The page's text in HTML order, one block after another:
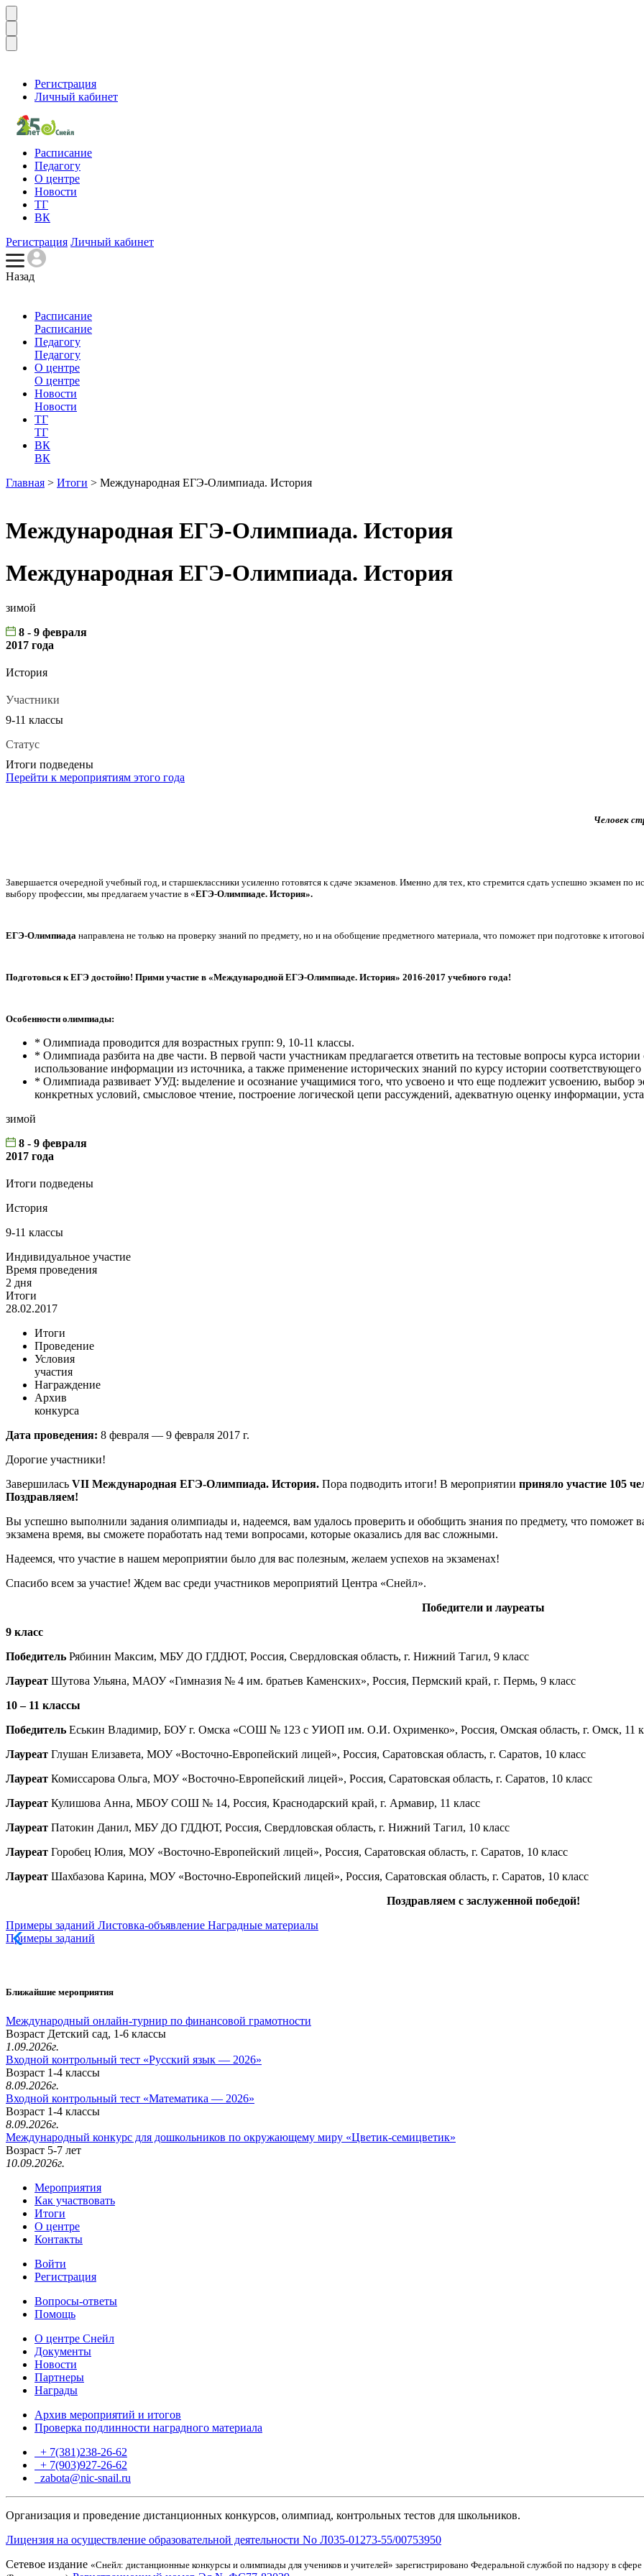
Регистрация
Личный кабинет
Расписание
Педагогу
О центре
Новости
ТГ
ВК
Регистрация Личный кабинет
Назад
Расписание
Расписание
Педагогу
Педагогу
О центре
О центре
Новости
Новости
ТГ
ТГ
ВК
ВК
Главная > Итоги > Международная ЕГЭ-Олимпиада. История
Международная ЕГЭ-Олимпиада. История
Международная ЕГЭ-Олимпиада. История
зимой
8 - 9 февраля
2017 года
История
Участники
9-11 классы
Статус
Итоги подведены
Перейти к мероприятиям этого года
Человек
Завершается очередной учебный год, и старшеклассники усиленно готовятся к сдаче экзаменов. Именно для тех, кто стремится сдать успешно экзамен
выбору профессии, мы предлагаем участие в «ЕГЭ-Олимпиаде. История».
ЕГЭ-Олимпиада направлена не только на проверку знаний по предмету, но и на обобщение предметного материала, что поможет при подготовке к
Подготовься к ЕГЭ достойно! Прими участие в «Международной ЕГЭ-Олимпиаде. История» 2016-2017 учебного года!
Особенности олимпиады:
* Олимпиада проводится для возрастных групп: 9, 10-11 классы.
* Олимпиада разбита на две части. В первой части участникам предлагается ответить на тестовые вопросы курса
использование информации из источника, а также применение исторических знаний по курсу истории соответствующего
* Олимпиада развивает УУД: выделение и осознание учащимися того, что усвоено и что еще подлежит усвоению, выбор
конкретных условий, смысловое чтение, построение логической цепи рассуждений, адекватную оценку информации,
зимой
8 - 9 февраля
2017 года
Итоги подведены
История
9-11 классы
Индивидуальное участие
Время проведения
2 дня
Итоги
28.02.2017
Итоги
Проведение
Условия
участия
Награждение
Архив
конкурса
Дата проведения: 8 февраля — 9 февраля 2017 г.
Дорогие участники!
Завершилась VII Международная ЕГЭ-Олимпиада. История. Пора подводить итоги! В мероприятии приняло участие 105
Поздравляем!
Вы успешно выполнили задания олимпиады и, надеемся, вам удалось проверить и обобщить знания по предмету, что поможет
экзамена время, вы сможете поработать над теми вопросами, которые оказались для вас сложными.
Надеемся, что участие в нашем мероприятии было для вас полезным, желаем успехов на экзаменах!
Спасибо всем за участие! Ждем вас среди участников мероприятий Центра «Снейл».
Победители и лауреаты
9 класс
Победитель Рябинин Максим, МБУ ДО ГДДЮТ, Россия, Свердловская область, г. Нижний Тагил, 9 класс
Лауреат Шутова Ульяна, МАОУ «Гимназия № 4 им. братьев Каменских», Россия, Пермский край, г. Пермь, 9 класс
10 – 11 классы
Победитель Еськин Владимир, БОУ г. Омска «СОШ № 123 с УИОП им. О.И. Охрименко», Россия, Омская область, г. Омск, 11
Лауреат Глушан Елизавета, МОУ «Восточно-Европейский лицей», Россия, Саратовская область, г. Саратов, 10 класс
Лауреат Комиссарова Ольга, МОУ «Восточно-Европейский лицей», Россия, Саратовская область, г. Саратов, 10 класс
Лауреат Кулишова Анна, МБОУ СОШ № 14, Россия, Краснодарский край, г. Армавир, 11 класс
Лауреат Патокин Данил, МБУ ДО ГДДЮТ, Россия, Свердловская область, г. Нижний Тагил, 10 класс
Лауреат Горобец Юлия, МОУ «Восточно-Европейский лицей», Россия, Саратовская область, г. Саратов, 10 класс
Лауреат Шахбазова Карина, МОУ «Восточно-Европейский лицей», Россия, Саратовская область, г. Саратов, 10 класс
Поздравляем с заслуженной победой!
Примеры заданий Листовка-объявление Наградные материалы
Примеры заданий
Ближайшие мероприятия
Международный онлайн-турнир по финансовой грамотности
Возраст Детский сад, 1-6 классы
1.09.2026г.
Входной контрольный тест «Русский язык — 2026»
Возраст 1-4 классы
8.09.2026г.
Входной контрольный тест «Математика — 2026»
Возраст 1-4 классы
8.09.2026г.
Международный конкурс для дошкольников по окружающему миру «Цветик-семицветик»
Возраст 5-7 лет
10.09.2026г.
Мероприятия
Как участвовать
Итоги
О центре
Контакты
Войти
Регистрация
Вопросы-ответы
Помощь
О центре Снейл
Документы
Новости
Партнеры
Награды
Архив мероприятий и итогов
Проверка подлинности наградного материала
+ 7(381)238-26-62
+ 7(903)927-26-62
zabota@nic-snail.ru
Организация и проведение дистанционных конкурсов, олимпиад, контрольных тестов для школьников.
Лицензия на осуществление образовательной деятельности No Л035-01273-55/00753950
Сетевое издание «Снейл: дистанционные конкурсы и олимпиады для учеников и учителей» зарегистрировано Федеральной службой по надзору в